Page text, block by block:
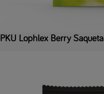
PKU Lophlex Berry Saqueta